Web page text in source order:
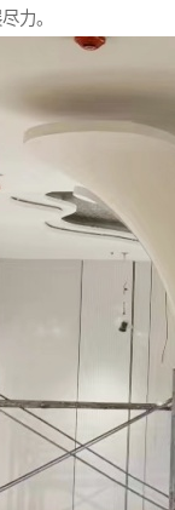
力。